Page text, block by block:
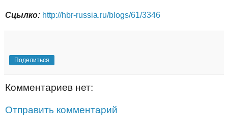
Сцылко: http://hbr-russia.ru/blogs/61/3346
Поделиться
Комментариев нет:
Отправить комментарий